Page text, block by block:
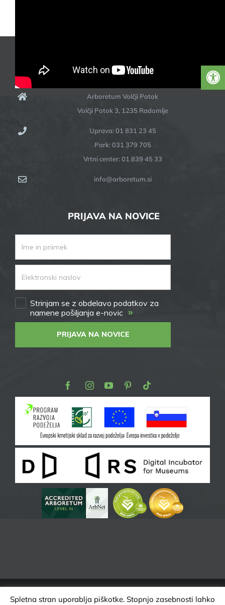
KONTAKT
Arboretum Volčji Potok
Volčji Potok 3, 1235 Radomlje
Uprava: 01 831 23 45
Park: 031 379 705
Vrtni center: 01 839 45 33
info@arboretum.si
PRIJAVA NA NOVICE
Strinjam se z obdelavo podatkov za
namene pošiljanja e-novic »
PRIJAVA NA NOVICE
FacebookInstagram
YoutubePinterest
Spletna stran uporablja piškotke. Stopnjo zasebnosti lahko